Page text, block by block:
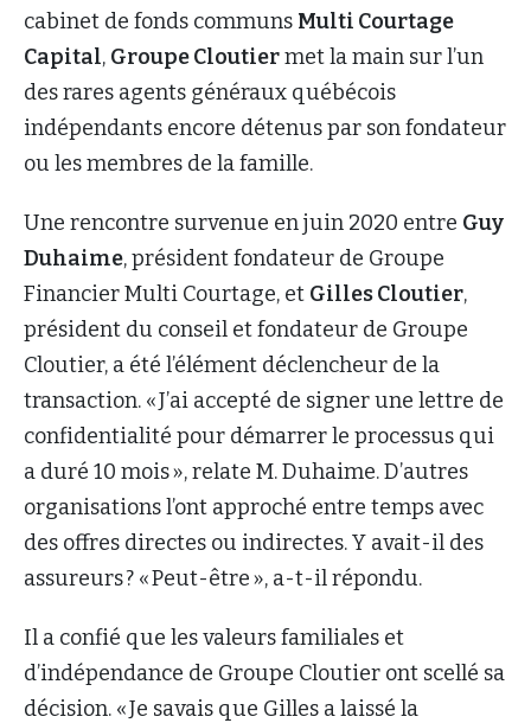
cabinet de fonds communs Multi Courtage
Capital, Groupe Cloutiermet la main sur l’un
des rares agents généraux québécois
indépendants encore détenus par son fondateur
ou les membres de la famille.
Une rencontre survenue en juin 2020 entre Guy
Duhaime, président fondateur de Groupe
Financier Multi Courtage, et Gilles Cloutier,
président du conseil et fondateur de Groupe
Cloutier, a été l’élément déclencheur de la
transaction. « J’ai accepté de signer une lettre de
confidentialité pour démarrer le processus qui
a duré 10 mois », relate M. Duhaime. D’autres
organisations l’ont approché entre temps avec
des offres directes ou indirectes. Y avait-il des
assureurs ? « Peut-être », a-t-il répondu.
Il a confié que les valeurs familiales et
d’indépendance de Groupe Cloutier ont scellé sa
décision. « Je savais que Gilles a laissé la